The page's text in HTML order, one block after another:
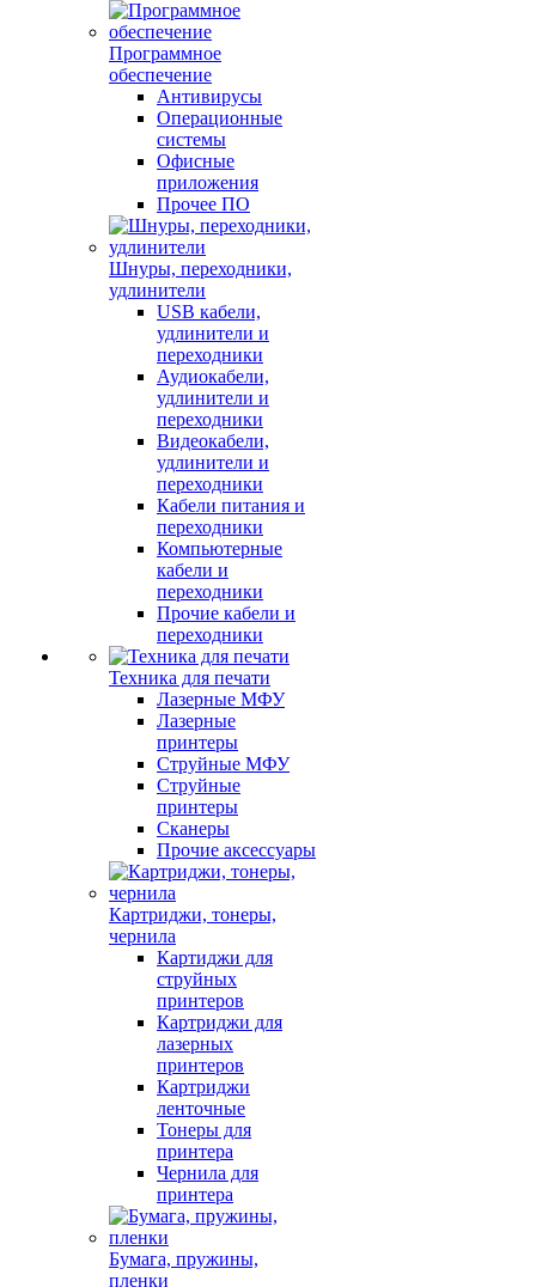
Программное
обеспечение
Антивирусы
Операционные
системы
Офисные
приложения
Прочее ПО
Шнуры, переходники,
удлинители
USB кабели,
удлинители и
переходники
Аудиокабели,
удлинители и
переходники
Видеокабели,
удлинители и
переходники
Кабели питания и
переходники
Компьютерные
кабели и
переходники
Прочие кабели и
переходники
Техника для печати
Лазерные МФУ
Лазерные
принтеры
Струйные МФУ
Струйные
принтеры
Сканеры
Прочие аксессуары
Картриджи, тонеры,
чернила
Картиджи для
струйных
принтеров
Картриджи для
лазерных
принтеров
Картриджи
ленточные
Тонеры для
принтера
Чернила для
принтера
Бумага, пружины,
пленки